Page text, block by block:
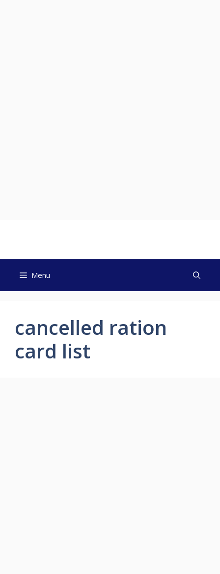
Menu
cancelled ration
card list